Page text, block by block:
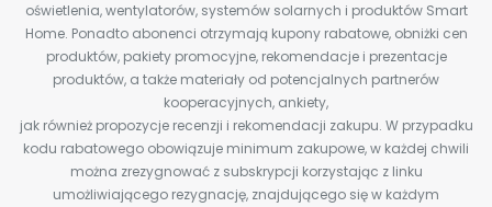
oświetlenia, wentylatorów, systemów solarnych i produktów Smart
Home. Ponadto abonenci otrzymają kupony rabatowe, obniżki cen
produktów, pakiety promocyjne, rekomendacje i prezentacje
produktów, a także materiały od potencjalnych partnerów
kooperacyjnych, ankiety,
jak również propozycje recenzji i rekomendacji zakupu. W przypadku
kodu rabatowego obowiązuje minimum zakupowe, w każdej chwili
można zrezygnować z subskrypcji korzystając z linku
umożliwiającego rezygnację, znajdującego się w każdym